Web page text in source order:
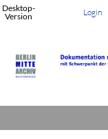
Desktop-
Version
Login